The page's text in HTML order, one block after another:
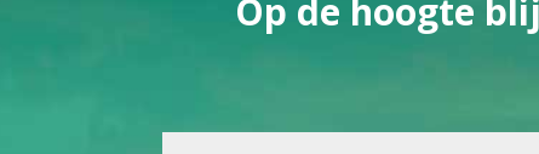
Op de hoogte